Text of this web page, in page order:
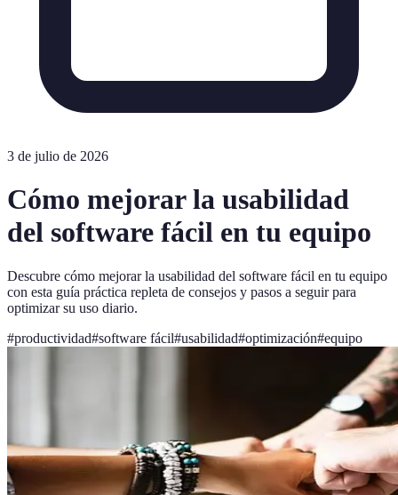
3 de julio de 2026
Cómo mejorar la usabilidad
del software fácil en tu equipo
Descubre cómo mejorar la usabilidad del software fácil en tu equipo
con esta guía práctica repleta de consejos y pasos a seguir para
optimizar su uso diario.
#productividad#software fácil#usabilidad#optimización#equipo